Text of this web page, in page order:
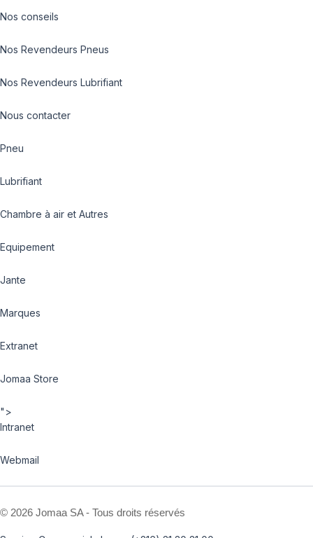
Nos conseils
Nos Revendeurs Pneus
Nos Revendeurs Lubrifiant
Nous contacter
Pneu
Lubrifiant
Chambre à air et Autres
Equipement
Jante
Marques
Extranet
Jomaa Store
">
Intranet
Webmail
© 2026 Jomaa SA - Tous droits réservés